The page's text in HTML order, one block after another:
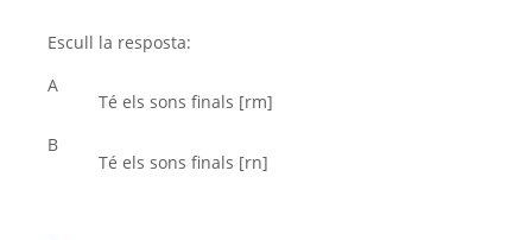
Escull la resposta:
A
Té els sons finals [rm]
B
Té els sons finals [rn]